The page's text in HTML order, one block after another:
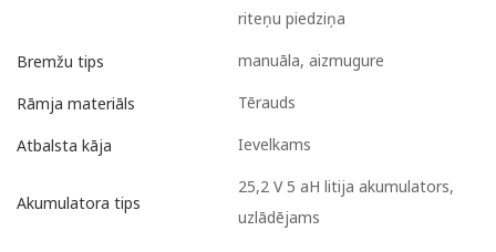
riteņu piedziņa
Bremžu tips manuāla, aizmugure
Rāmja materiāls Tērauds
Atbalsta kāja Ievelkams
Akumulatora tips
25,2 V 5 aH litija akumulators,
uzlādējams